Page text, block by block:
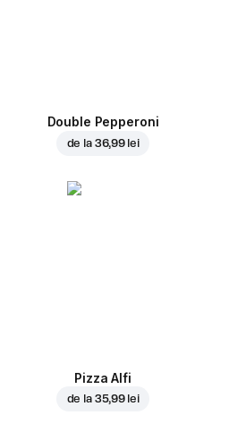
Double Pepperoni
de la 36,99 lei
Pizza Alfi
de la 35,99 lei